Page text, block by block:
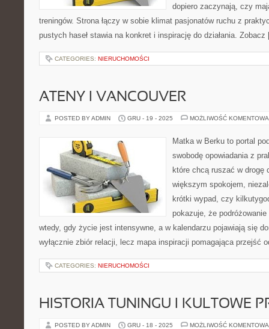
dopiero zaczynają, czy
treningów. Strona łączy w sobie klimat pasjonatów ruchu z
pustych haseł stawia na konkret i inspirację do działania.
CATEGORIES: NIERUCHOMOŚCI
ATENY I VANCOUVER
POSTED BY ADMIN GRU - 19 - 2025 MOŻLIWOŚĆ
Matka w Berku to portal
swobodę opowiadania z
które chcą ruszać w drogę
większym spokojem,
krótki wypad, czy
pokazuje, że
wtedy, gdy życie jest intensywne, a w kalendarzu pojawiają się
wyłącznie zbiór relacji, lecz mapa inspiracji pomagająca przejść
CATEGORIES: NIERUCHOMOŚCI
HISTORIA TUNINGU I KULTOWE
POSTED BY ADMIN GRU - 18 - 2025 MOŻLIWOŚĆ